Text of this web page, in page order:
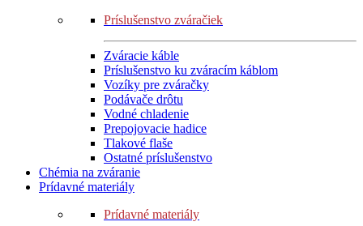
Príslušenstvo zváračiek
Zváracie káble
Príslušenstvo ku zváracím káblom
Vozíky pre zváračky
Podávače drôtu
Vodné chladenie
Prepojovacie hadice
Tlakové flaše
Ostatné príslušenstvo
Chémia na zváranie
Prídavné materiály
Prídavné materiály